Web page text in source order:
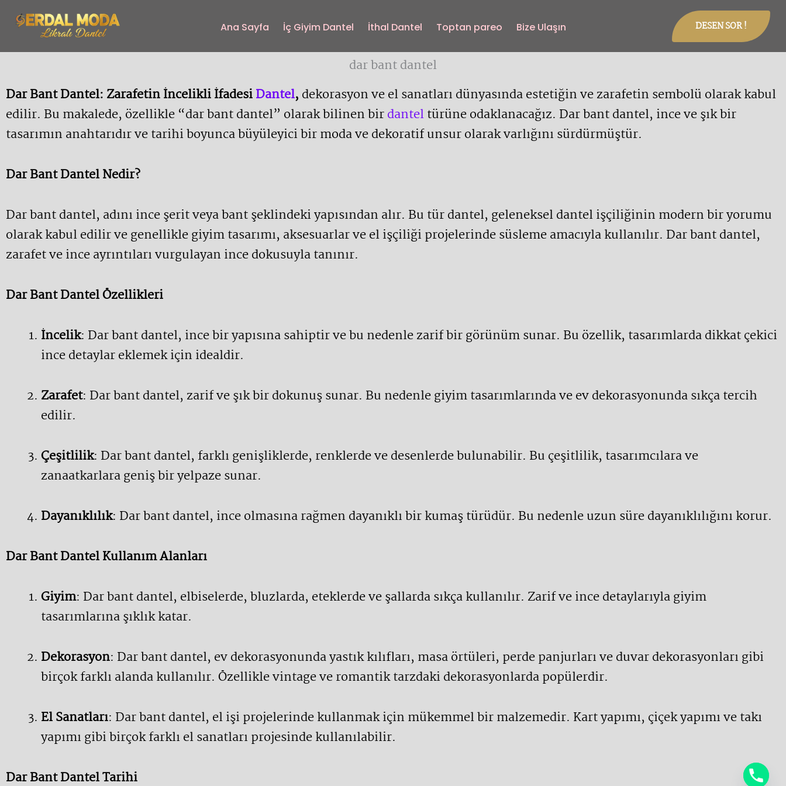
İçeriğe
atla
Ana Sayfa İç Giyim Dantel İthal Dantel Toptan pareo Bize Ulaşın DESEN SOR !
dar bant dantel
Dar Bant Dantel: Zarafetin İncelikli İfadesiDantel, dekorasyon ve el sanatları dünyasında estetiğin ve zarafetin sembolü olarak kabul
edilir. Bu makalede, özellikle “dar bant dantel” olarak bilinen birdanteltürüne odaklanacağız. Dar bant dantel, ince ve şık bir
tasarımın anahtarıdır ve tarihi boyunca büyüleyici bir moda ve dekoratif unsur olarak varlığını sürdürmüştür.
Dar Bant Dantel Nedir?
Dar bant dantel, adını ince şerit veya bant şeklindeki yapısından alır. Bu tür dantel, geleneksel dantel işçiliğinin modern bir yorumu
olarak kabul edilir ve genellikle giyim tasarımı, aksesuarlar ve el işçiliği projelerinde süsleme amacıyla kullanılır. Dar bant dantel,
zarafet ve ince ayrıntıları vurgulayan ince dokusuyla tanınır.
Dar Bant Dantel Özellikleri
İncelik: Dar bant dantel, ince bir yapısına sahiptir ve bu nedenle zarif bir görünüm sunar. Bu özellik, tasarımlarda dikkat çekici
ince detaylar eklemek için idealdir.
Zarafet: Dar bant dantel, zarif ve şık bir dokunuş sunar. Bu nedenle giyim tasarımlarında ve ev dekorasyonunda sıkça tercih
edilir.
Çeşitlilik: Dar bant dantel, farklı genişliklerde, renklerde ve desenlerde bulunabilir. Bu çeşitlilik, tasarımcılara ve
zanaatkarlara geniş bir yelpaze sunar.
Dayanıklılık: Dar bant dantel, ince olmasına rağmen dayanıklı bir kumaş türüdür. Bu nedenle uzun süre dayanıklılığını korur.
Dar Bant Dantel Kullanım Alanları
Giyim: Dar bant dantel, elbiselerde, bluzlarda, eteklerde ve şallarda sıkça kullanılır. Zarif ve ince detaylarıyla giyim
tasarımlarına şıklık katar.
Dekorasyon: Dar bant dantel, ev dekorasyonunda yastık kılıfları, masa örtüleri, perde panjurları ve duvar dekorasyonları gibi
birçok farklı alanda kullanılır. Özellikle vintage ve romantik tarzdaki dekorasyonlarda popülerdir.
El Sanatları: Dar bant dantel, el işi projelerinde kullanmak için mükemmel bir malzemedir. Kart yapımı, çiçek yapımı ve takı
yapımı gibi birçok farklı el sanatları projesinde kullanılabilir.
Dar Bant Dantel Tarihi